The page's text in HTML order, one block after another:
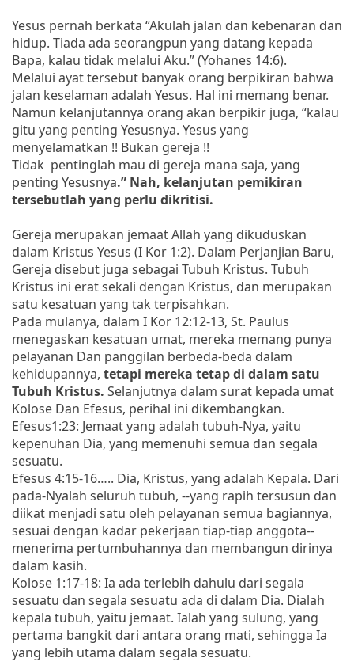
Yesus pernah berkata “Akulah jalan dan kebenaran dan
hidup. Tiada ada seorangpun yang datang kepada
Bapa, kalau tidak melalui Aku.” (Yohanes 14:6).
Melalui ayat tersebut banyak orang berpikiran bahwa
jalan keselaman adalah Yesus. Hal ini memang benar.
Namun kelanjutannya orang akan berpikir juga, “kalau
gitu yang penting Yesusnya. Yesus yang
menyelamatkan !! Bukan gereja !!
Tidak pentinglah mau di gereja mana saja, yang
penting Yesusnya.” Nah, kelanjutan pemikiran
tersebutlah yang perlu dikritisi.
Gereja merupakan jemaat Allah yang dikuduskan
dalam Kristus Yesus (I Kor 1:2). Dalam Perjanjian Baru,
Gereja disebut juga sebagai Tubuh Kristus. Tubuh
Kristus ini erat sekali dengan Kristus, dan merupakan
satu kesatuan yang tak terpisahkan.
Pada mulanya, dalam I Kor 12:12-13, St. Paulus
menegaskan kesatuan umat, mereka memang punya
pelayanan Dan panggilan berbeda-beda dalam
kehidupannya, tetapi mereka tetap di dalam satu
Tubuh Kristus. Selanjutnya dalam surat kepada umat
Kolose Dan Efesus, perihal ini dikembangkan.
Efesus1:23: Jemaat yang adalah tubuh-Nya, yaitu
kepenuhan Dia, yang memenuhi semua dan segala
sesuatu.
Efesus 4:15-16….. Dia, Kristus, yang adalah Kepala. Dari
pada-Nyalah seluruh tubuh, --yang rapih tersusun dan
diikat menjadi satu oleh pelayanan semua bagiannya,
sesuai dengan kadar pekerjaan tiap-tiap anggota--
menerima pertumbuhannya dan membangun dirinya
dalam kasih.
Kolose 1:17-18: Ia ada terlebih dahulu dari segala
sesuatu dan segala sesuatu ada di dalam Dia. Dialah
kepala tubuh, yaitu jemaat. Ialah yang sulung, yang
pertama bangkit dari antara orang mati, sehingga Ia
yang lebih utama dalam segala sesuatu.